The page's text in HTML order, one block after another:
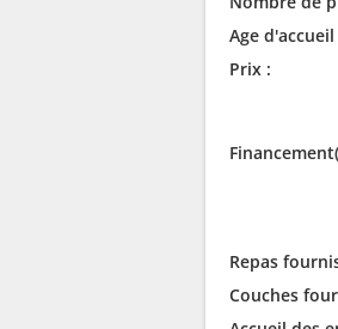
Age
Prix :
Repas
Couches